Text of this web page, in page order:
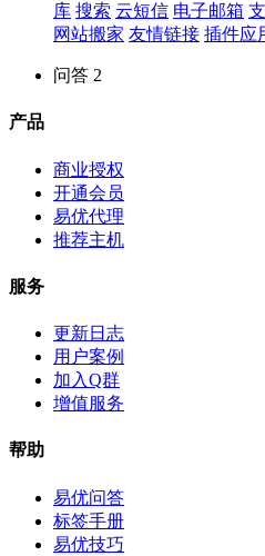
库 搜索 云短信 电子邮箱
网站搬家 友情链接 插件应
问答 2
产品
商业授权
开通会员
易优代理
推荐主机
服务
更新日志
用户案例
加入Q群
增值服务
帮助
易优问答
标签手册
易优技巧